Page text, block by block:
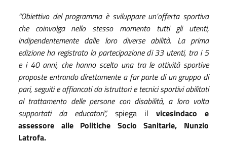
“Obiettivo del programma è sviluppare un’offerta sportiva
che coinvolga nello stesso momento tutti gli utenti,
indipendentemente dalle loro diverse abilità. La prima
edizione ha registrato la partecipazione di 33 utenti, tra i 5
e i 40 anni, che hanno scelto una tra le attività sportive
proposte entrando direttamente a far parte di un gruppo di
pari, seguiti e affiancati da istruttori e tecnici sportivi abilitati
al trattamento delle persone con disabilità, a loro volta
supportati da educatori”, spiega il vicesindaco e
assessore alle Politiche Socio Sanitarie, Nunzio
Latrofa.